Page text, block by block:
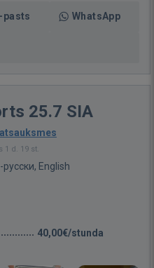
pasts WhatsApp
25.7 SIA
1 d. 19 st.
English
40,00€/stunda